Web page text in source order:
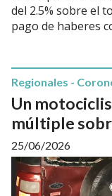
del 2.5% sobre el
pago de haberes
Un
múltiple
Regionales -
25/06/2026